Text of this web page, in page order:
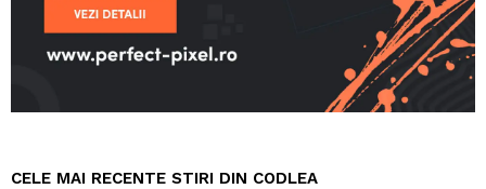
CELE MAI RECENTE STIRI DIN CODLEA